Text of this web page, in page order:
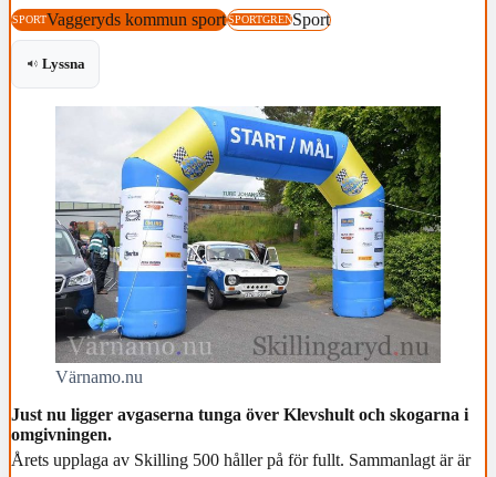
SPORTVaggeryds kommun sportSPORTGRENSport
Lyssna
Värnamo.nu
Just nu ligger avgaserna tunga över Klevshult och skogarna i
omgivningen.
Årets upplaga av Skilling 500 håller på för fullt. Sammanlagt är är